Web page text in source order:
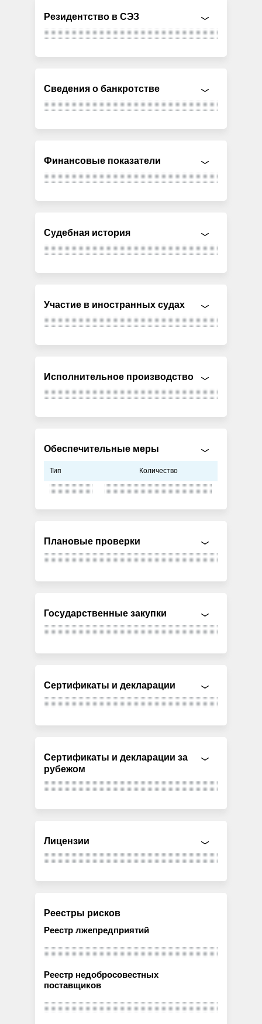
Резидентство в СЭЗ
Сведения о банкротстве
Финансовые показатели
Судебная история
Участие в иностранных судах
Исполнительное производство
Обеспечительные меры
Тип Количество
Плановые проверки
Государственные закупки
Сертификаты и декларации
Сертификаты и декларации за
рубежом
Лицензии
Реестры рисков
Реестр лжепредприятий
Реестр недобросовестных
поставщиков